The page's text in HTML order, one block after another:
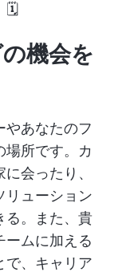
🗓️
機会を
やあなたのフ
場所です。カ
会ったり、
リューション
る。また、貴
ームに加える
で、キャリア